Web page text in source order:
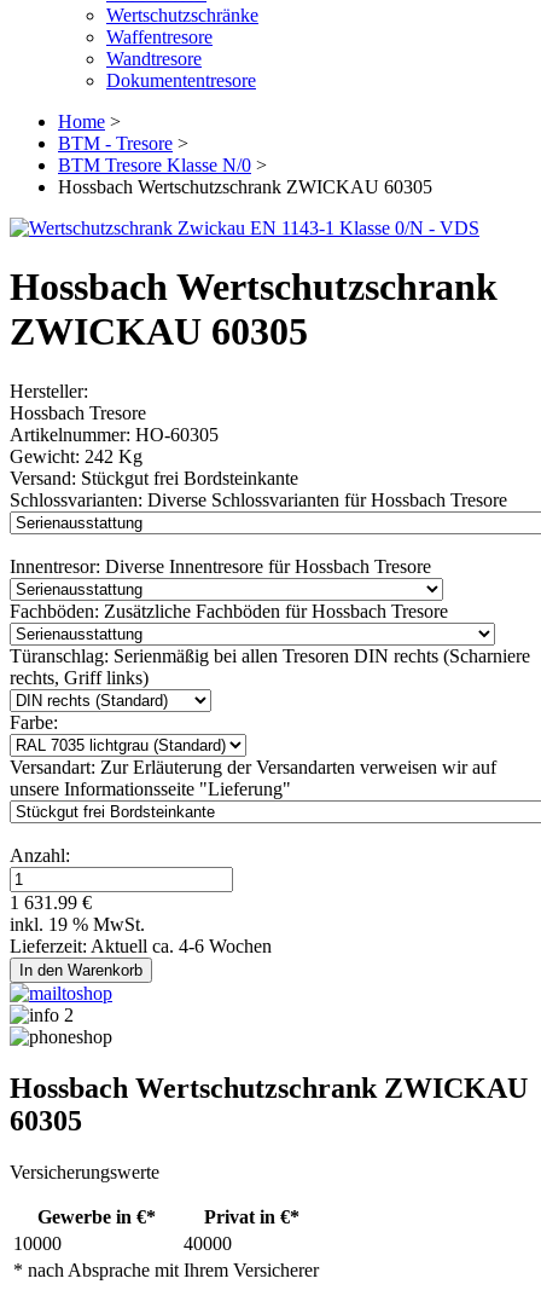
Wertschutzschränke
Waffentresore
Wandtresore
Dokumententresore
Home >
BTM - Tresore >
BTM Tresore Klasse N/0 >
Hossbach Wertschutzschrank ZWICKAU 60305
Hossbach Wertschutzschrank
ZWICKAU 60305
Hersteller:
Hossbach Tresore
Artikelnummer: HO-60305
Gewicht: 242 Kg
Versand: Stückgut frei Bordsteinkante
Schlossvarianten: Diverse Schlossvarianten für Hossbach Tresore
Innentresor: Diverse Innentresore für Hossbach Tresore
Fachböden: Zusätzliche Fachböden für Hossbach Tresore
Türanschlag: Serienmäßig bei allen Tresoren DIN rechts (Scharniere
rechts, Griff links)
Farbe:
Versandart: Zur Erläuterung der Versandarten verweisen wir auf
unsere Informationsseite "Lieferung"
Anzahl:
1 631.99 €
inkl. 19 % MwSt.
Lieferzeit: Aktuell ca. 4-6 Wochen
Hossbach Wertschutzschrank ZWICKAU
60305
Versicherungswerte
Gewerbe in €* Privat in €*
* nach Absprache mit Ihrem Versicherer
10000 40000